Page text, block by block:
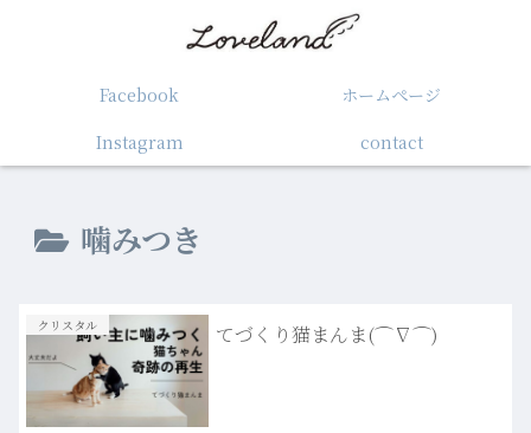
Facebook
ホームぺージ
Instagram
contact
噛みつき
クリスタル てづくり猫まんま(⌒∇⌒)